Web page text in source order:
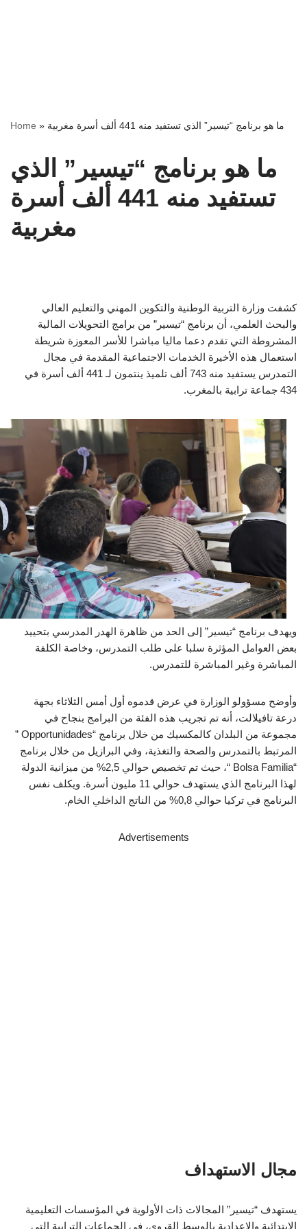
Home » ما هو برنامج “تيسير” الذي تستفيد منه 441 ألف أسرة مغربية
ما هو برنامج “تيسير” الذي
تستفيد منه 441 ألف أسرة
مغربية
كشفت وزارة التربية الوطنية والتكوين المهني والتعليم العالي
والبحث العلمي، أن برنامج “تيسير” من برامج التحويلات المالية
المشروطة التي تقدم دعما ماليا مباشرا للأسر المعوزة شريطة
استعمال هذه الأخيرة الخدمات الاجتماعية المقدمة في مجال
التمدرس يستفيد منه 743 ألف تلميذ ينتمون لـ 441 ألف أسرة في
434 جماعة ترابية بالمغرب.
ويهدف برنامج “تيسير” إلى الحد من ظاهرة الهدر المدرسي بتحييد
بعض العوامل المؤثرة سلبا على طلب التمدرس، وخاصة الكلفة
المباشرة وغير المباشرة للتمدرس.
وأوضح مسؤولو الوزارة في عرض قدموه أول أمس الثلاثاء بجهة
درعة تافيلالت، أنه تم تجريب هذه الفئة من البرامج بنجاح في
مجموعة من البلدان كالمكسيك من خلال برنامج “Opportunidades ”
المرتبط بالتمدرس والصحة والتغذية، وفي البرازيل من خلال برنامج
“Bolsa Familia “، حيث تم تخصيص حوالي 2,5% من ميزانية الدولة
لهذا البرنامج الذي يستهدف حوالي 11 مليون أسرة. ويكلف نفس
البرنامج في تركيا حوالي 0,8% من الناتج الداخلي الخام.
Advertisements
مجال الاستهداف
يستهدف “تيسير” المجالات ذات الأولوية في المؤسسات التعليمية
الابتدائية والإعدادية بالوسط القروي، في الجماعات الترابية التي